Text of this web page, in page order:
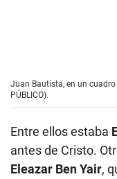
Juan Bautista, en un cuadro
PÚBLICO).
Entre ellos estaba
antes de Cristo.
Eleazar Ben Yair,